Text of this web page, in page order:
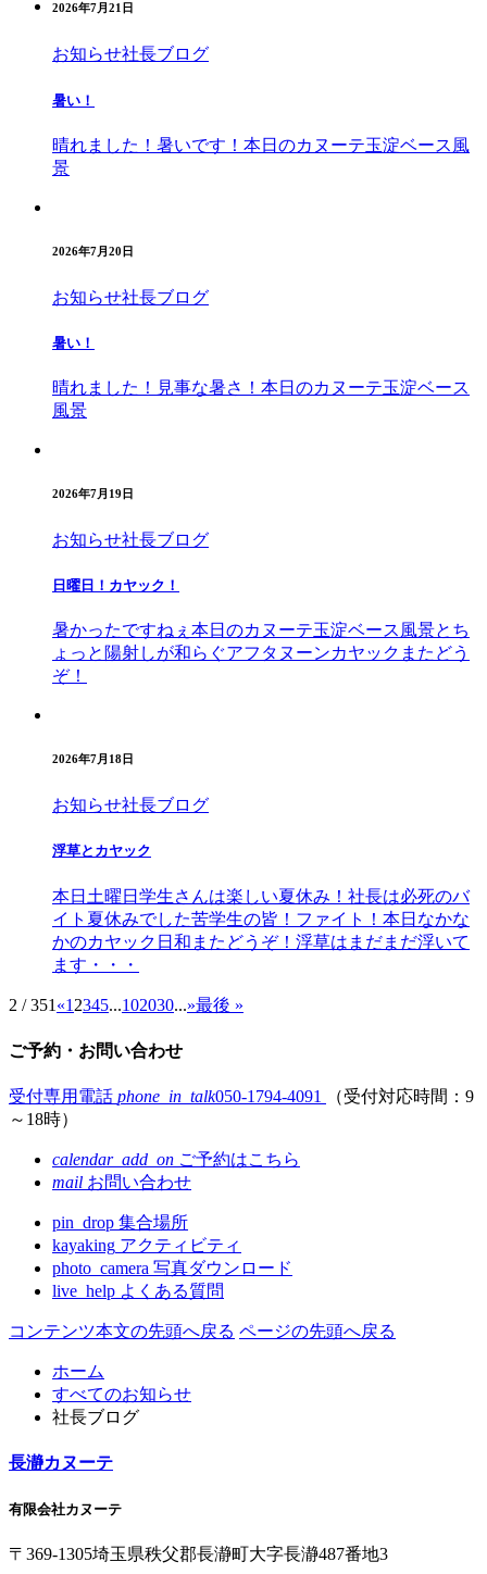
2026年7月21日
お知らせ社長ブログ
暑い！
晴れました！暑いです！本日のカヌーテ玉淀ベース風
景
2026年7月20日
お知らせ社長ブログ
暑い！
晴れました！見事な暑さ！本日のカヌーテ玉淀ベース
風景
2026年7月19日
お知らせ社長ブログ
日曜日！カヤック！
暑かったですねぇ本日のカヌーテ玉淀ベース風景とち
ょっと陽射しが和らぐアフタヌーンカヤックまたどう
ぞ！
2026年7月18日
お知らせ社長ブログ
浮草とカヤック
本日土曜日学生さんは楽しい夏休み！社長は必死のバ
イト夏休みでした苦学生の皆！ファイト！本日なかな
かのカヤック日和またどうぞ！浮草はまだまだ浮いて
ます・・・
2 / 351 «1 2345...102030...»最後 »
ご予約・お問い合わせ
受付専用電話 phone_in_talk050-1794-4091
（受付対応時間：9
～18時）
calendar_add_on ご予約はこちら
mail お問い合わせ
pin_drop 集合場所
kayaking アクティビティ
photo_camera 写真ダウンロード
live_help よくある質問
コンテンツ本文の先頭へ戻る ページの先頭へ戻る
ホーム
すべてのお知らせ
社長ブログ
長瀞カヌーテ
有限会社カヌーテ
〒369-1305埼玉県秩父郡長瀞町大字長瀞487番地3